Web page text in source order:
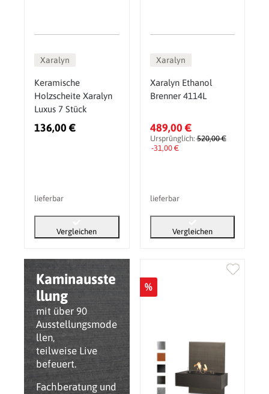
Kaminausste
llung
mit über 90
Ausstellungsmode
llen,
teilweise Live
befeuert.
Fachberatung und
Xaralyn
Keramische
Holzscheite Xaralyn
Luxus 7 Stück
136,00 €
lieferbar
Vergleichen
Xaralyn
Xaralyn Ethanol
Brenner 4114L
489,00 €
Ursprünglich:520,00 €
-31,00 €
lieferbar
Vergleichen
%